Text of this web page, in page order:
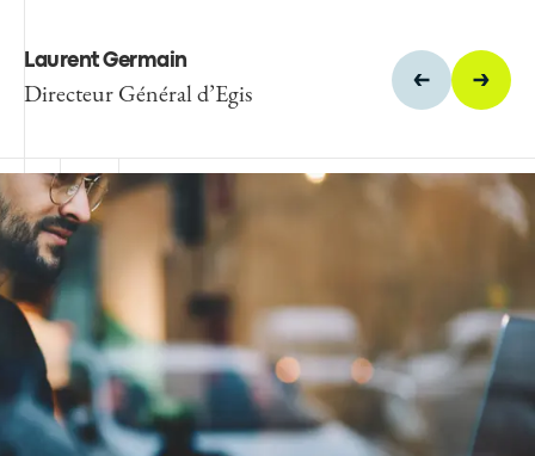
Laurent Germain
Directeur Général d’Egis
communautés que nous accompagnons.
Président et fondateur de
RockSol